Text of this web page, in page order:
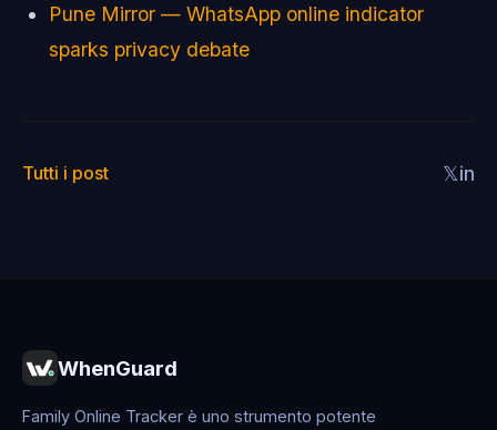
Pune Mirror — WhatsApp online indicator
sparks privacy debate
Tutti i post 𝕏in
WhenGuard
Family Online Tracker è uno strumento potente